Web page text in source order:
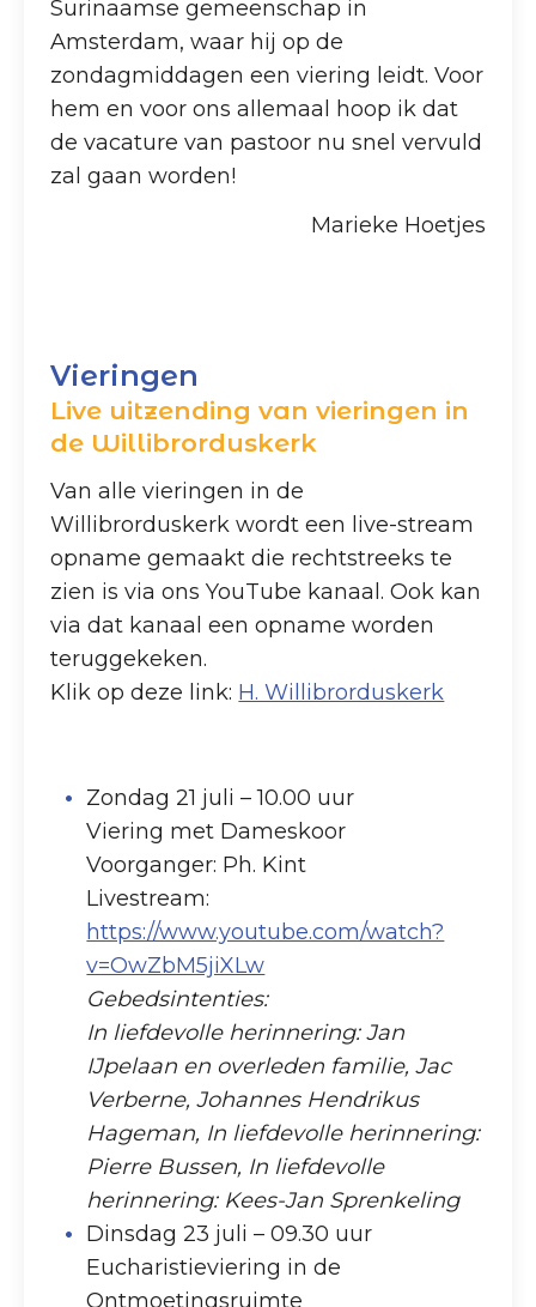
Surinaamse gemeenschap in
Amsterdam, waar hij op de
zondagmiddagen een viering leidt. Voor
hem en voor ons allemaal hoop ik dat
de vacature van pastoor nu snel vervuld
zal gaan worden!
Marieke Hoetjes
Vieringen
Live uitzending van vieringen in
de Willibrorduskerk
Van alle vieringen in de
Willibrorduskerk wordt een live-stream
opname gemaakt die rechtstreeks te
zien is via ons YouTube kanaal. Ook kan
via dat kanaal een opname worden
teruggekeken.
Klik op deze link: H. Willibrorduskerk
Zondag 21 juli – 10.00 uur
Viering met Dameskoor
Voorganger: Ph. Kint
Livestream:
https://www.youtube.com/watch?
v=OwZbM5jiXLw
Gebedsintenties:
In liefdevolle herinnering: Jan
IJpelaan en overleden familie, Jac
Verberne, Johannes Hendrikus
Hageman, In liefdevolle herinnering:
Pierre Bussen, In liefdevolle
herinnering: Kees-Jan Sprenkeling
Dinsdag 23 juli – 09.30 uur
Eucharistieviering in de
Ontmoetingsruimte